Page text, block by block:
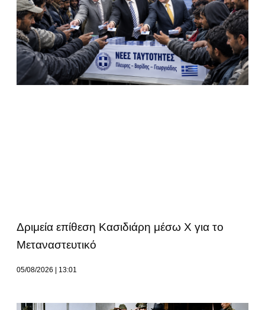
Δριμεία επίθεση Κασιδιάρη μέσω Χ για το
Μεταναστευτικό
05/08/2026 13:01